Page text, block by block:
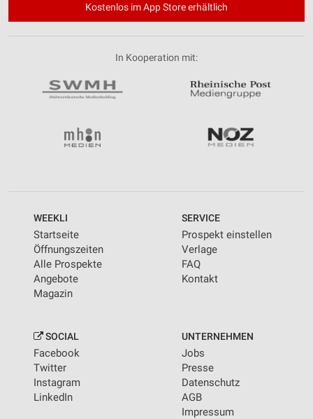
Kostenlos im App Store erhältlich
In Kooperation mit:
WEEKLI
Startseite
Öffnungszeiten
Alle Prospekte
Angebote
Magazin
SERVICE
Prospekt einstellen
Verlage
FAQ
Kontakt
SOCIAL
Facebook
Twitter
Instagram
LinkedIn
UNTERNEHMEN
Jobs
Presse
Datenschutz
AGB
Impressum